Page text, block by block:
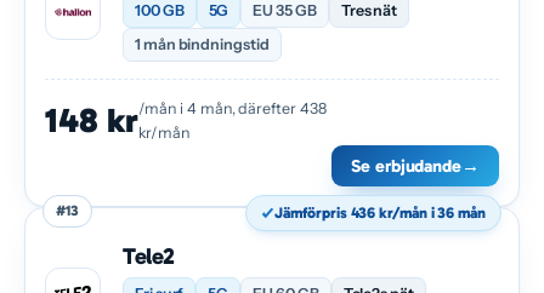
100 GB 5G EU 35 GB
Tres nät
1 mån bindningstid
148 kr/mån i 4 mån, därefter 438
kr/mån
Se erbjudande→
#13
Tele2
Jämförpris 436 kr/mån i 36 mån